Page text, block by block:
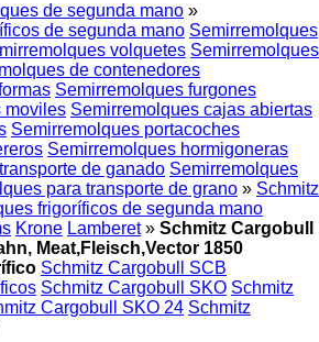
de segunda mano »
de segunda mano Semirremolques
volquetes Semirremolques
de contenedores
Semirremolques furgones
moviles Semirremolques cajas abiertas
Semirremolques portacoches
Semirremolques hormigoneras
de ganado Semirremolques
para transporte de grano » Schmitz
frigoríficos de segunda mano
Krone Lamberet » Schmitz Cargobull
Meat,Fleisch,Vector 1850
Schmitz Cargobull SCB
Schmitz Cargobull SKO Schmitz
Cargobull SKO 24 Schmitz